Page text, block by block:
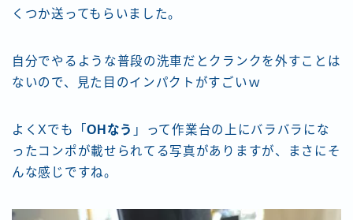
くつか送ってもらいました。
自分でやるような普段の洗車だとクランクを外すことは
ないので、見た目のインパクトがすごいｗ
よくXでも「OHなう 」って作業台の上にバラバラにな
ったコンポが載せられてる写真がありますが、まさにそ
んな感じですね。